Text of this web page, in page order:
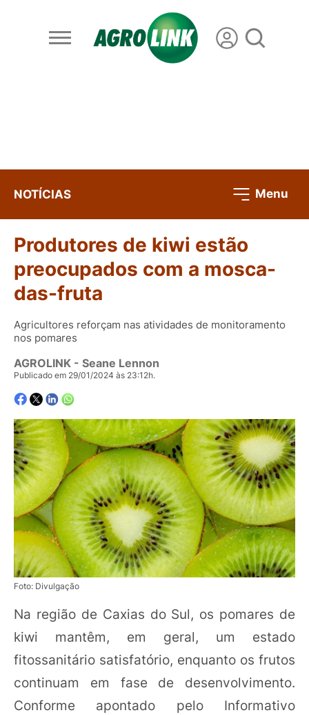
NOTÍCIAS Menu
Produtores de kiwi estão
preocupados com a mosca-
das-fruta
Agricultores reforçam nas atividades de monitoramento
nos pomares
AGROLINK - Seane Lennon
Publicado em 29/01/2024 às 23:12h.
Foto: Divulgação
Na região de Caxias do Sul, os pomares de
kiwi mantêm, em geral, um estado
fitossanitário satisfatório, enquanto os frutos
continuam em fase de desenvolvimento.
Conforme apontado pelo Informativo